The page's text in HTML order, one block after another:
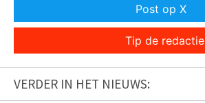
Post op X
Tip de redactie
VERDER IN HET NIEUWS: